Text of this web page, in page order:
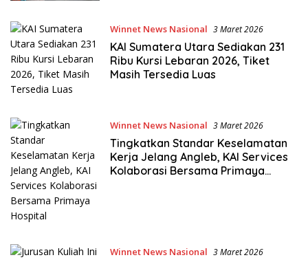
Winnet News Nasional 3 Maret 2026
KAI Sumatera Utara Sediakan 231
Ribu Kursi Lebaran 2026, Tiket
Masih Tersedia Luas
Winnet News Nasional 3 Maret 2026
Tingkatkan Standar Keselamatan
Kerja Jelang Angleb, KAI Services
Kolaborasi Bersama Primaya
Winnet News Nasional 3 Maret 2026